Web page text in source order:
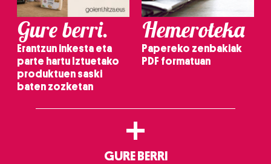
Gure berri.
Erantzun inkesta eta
parte hartu Iztuetako
produktuen saski
baten zozketan
Hemeroteka
Papereko zenbakiak
PDF formatuan
+
GURE BERRI